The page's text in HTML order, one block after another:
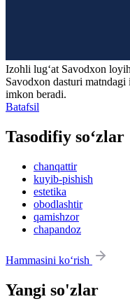
Izohli lugʻat Savodxon
Savodxon dasturi
imkon beradi.
Batafsil
Tasodifiy so‘zlar
chanqattir
kuyib-pishish
estetika
obodlashtir
qamishzor
chapandoz
Hammasini ko‘rish
Yangi so'zlar